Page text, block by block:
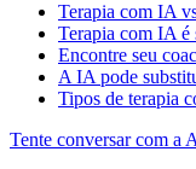
Terapia com IA
Terapia com IA é
Encontre seu
A IA pode
Tipos de terapia
Tente conversar com a